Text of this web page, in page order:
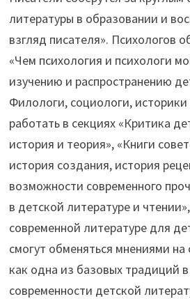
литературы в образовании и
взгляд писателя». Психологов
«Чем психология и психологи
изучению и распространению
Филологи, социологи, историки
работать в секциях «Критика
история и теория», «Книги
история создания, история
возможности современного
в детской литературе и
современной литературе для
смогут обменяться мнениями
как одна из базовых традиций
современности детской